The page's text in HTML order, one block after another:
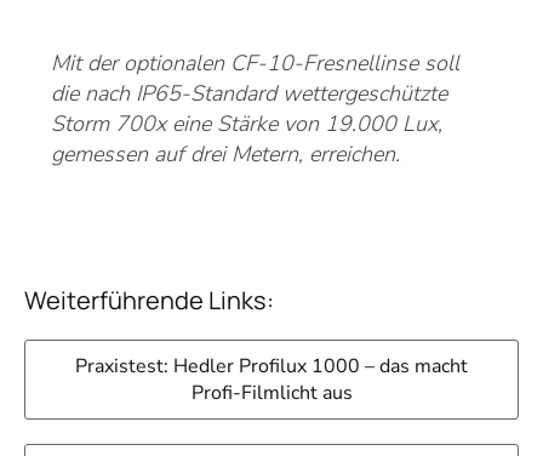
Mit der optionalen CF-10-Fresnellinse soll
die nach IP65-Standard wettergeschützte
Storm 700x eine Stärke von 19.000 Lux,
gemessen auf drei Metern, erreichen.
Weiterführende Links:
Praxistest: Hedler Profilux 1000 – das macht
Profi-Filmlicht aus